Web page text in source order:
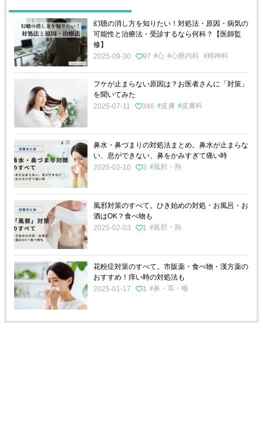
幻聴の消し方を知りたい！対処法・原因・病気の
可能性と治療法・受診するなら何科？【医師監
修】
2025-09-30
97 心 心療内科 精神科
フケが止まらない原因は？お医者さんに「対策」
を聞いてみた
2025-07-11
346 皮膚 皮膚科
鼻水・鼻づまりの対処法まとめ。鼻水が止まらな
い、息ができない、鼻をかみすぎて痛い時
2025-02-10
3 風邪・熱
風邪対策のすべて。ひき始めの対処・お風呂・お
酒はOK？食べ物も
2025-02-03
1 風邪・熱
花粉症対策のすべて。市販薬・食べ物・漢方薬の
おすすめ！痒い時の対処法も
2025-01-17
1 鼻・耳・喉